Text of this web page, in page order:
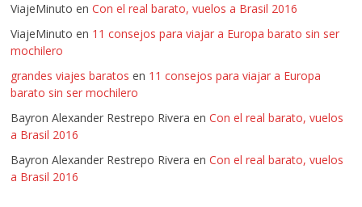
ViajeMinuto enCon el real barato, vuelos a Brasil 2016
ViajeMinuto en 11 consejos para viajar a Europa barato sin ser
mochilero
grandes viajes baratos en 11 consejos para viajar a Europa
barato sin ser mochilero
Bayron Alexander Restrepo Rivera enCon el real barato, vuelos
a Brasil 2016
Bayron Alexander Restrepo Rivera enCon el real barato, vuelos
a Brasil 2016